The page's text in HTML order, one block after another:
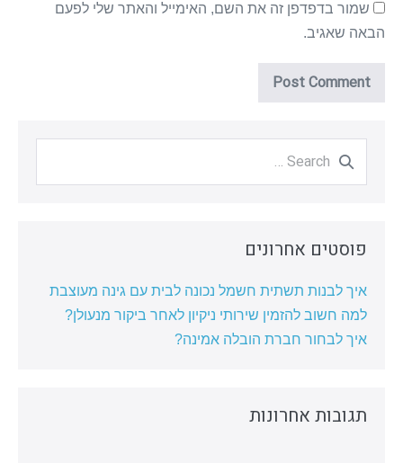
שמור בדפדפן זה את השם, האימייל והאתר שלי לפעם
הבאה שאגיב.
פוסטים אחרונים
איך לבנות תשתית חשמל נכונה לבית עם גינה מעוצבת
למה חשוב להזמין שירותי ניקיון לאחר ביקור מנעולן?
איך לבחור חברת הובלה אמינה?
תגובות אחרונות